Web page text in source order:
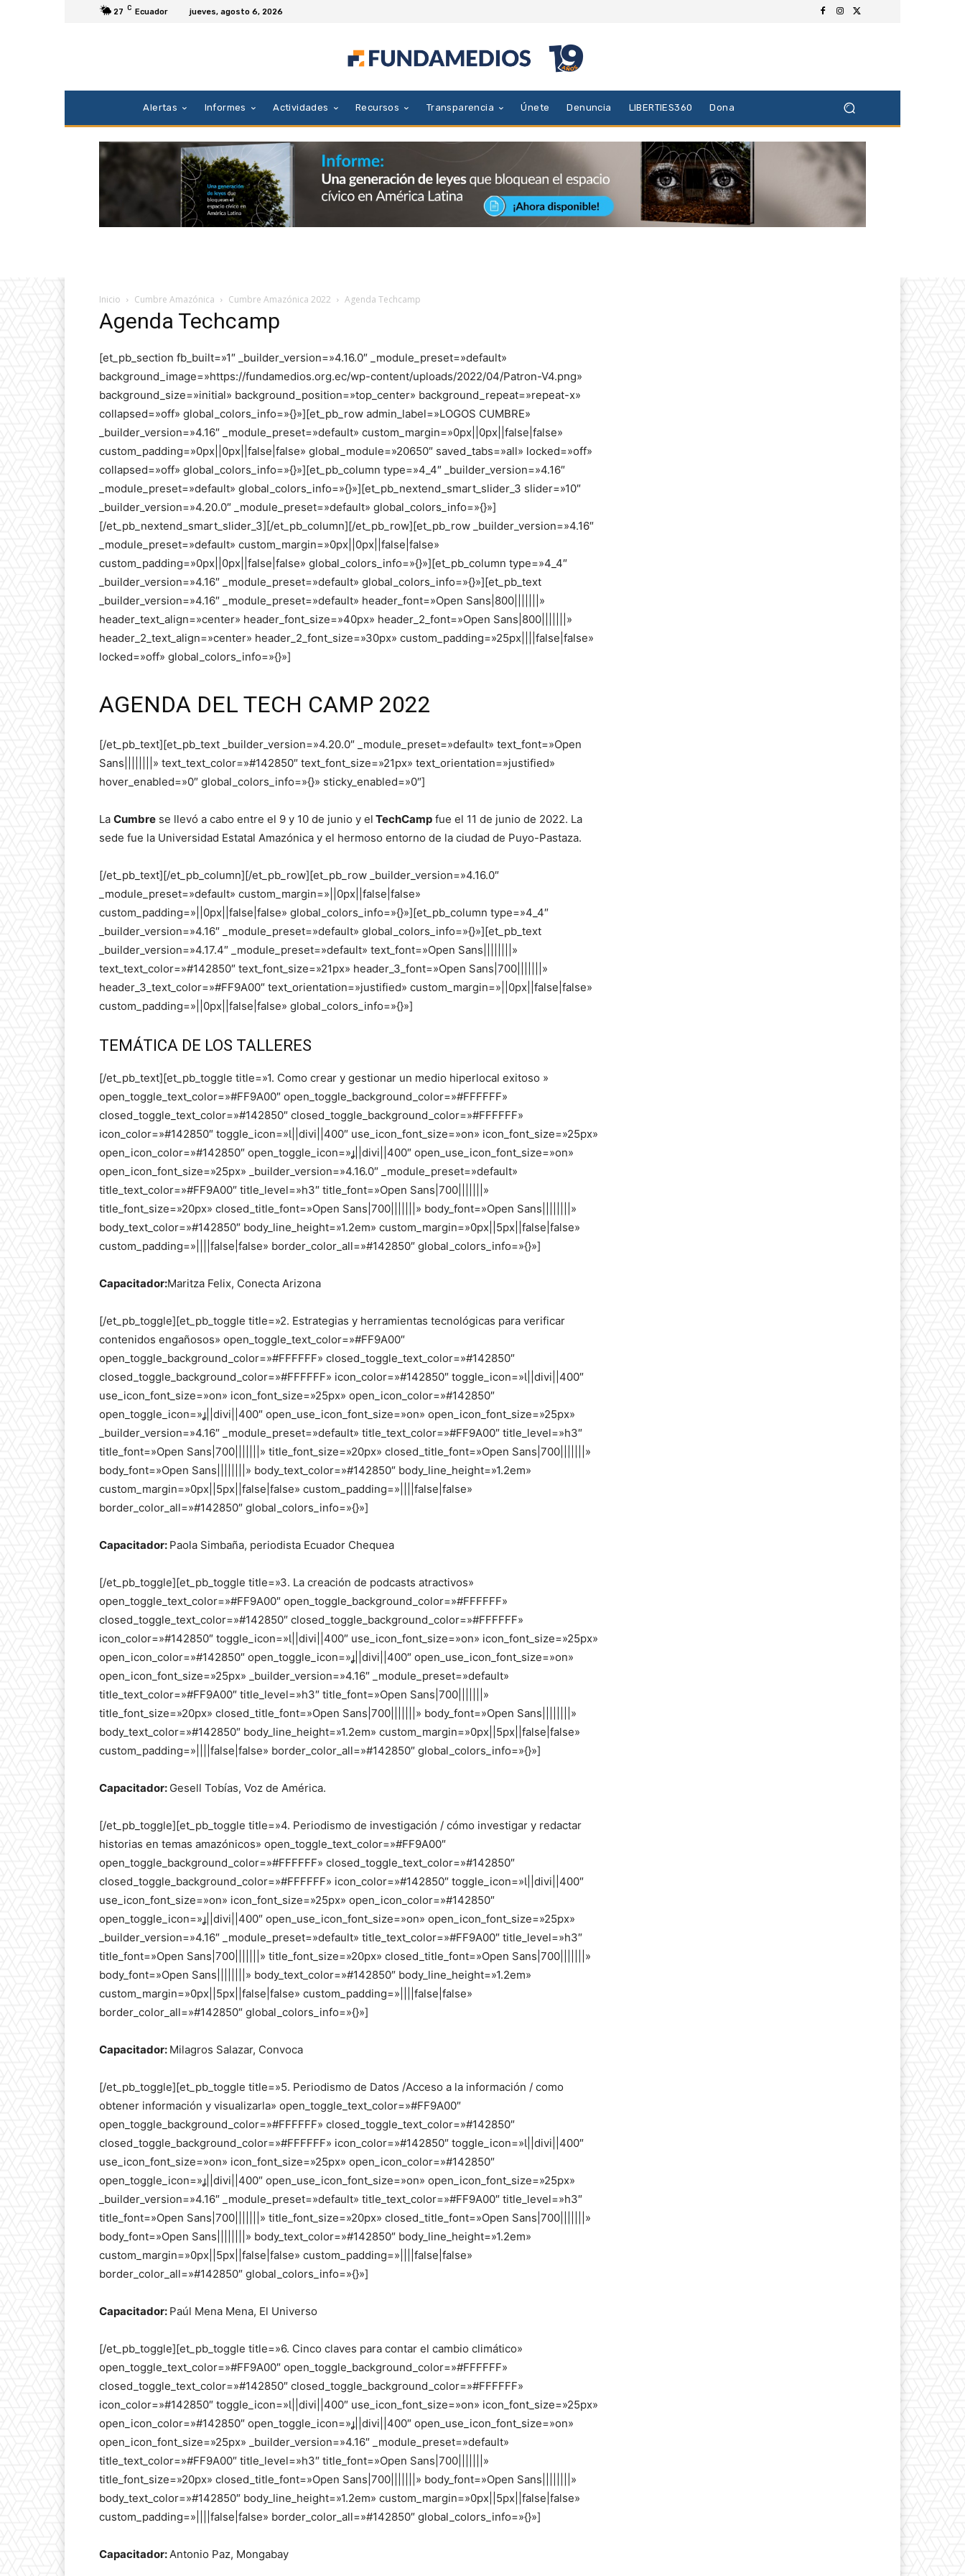
27 C Ecuador jueves, agosto 6, 2026
Alertas Informes Actividades Recursos Transparencia Únete Denuncia LIBERTIES360 Dona
Inicio Cumbre Amazónica Cumbre Amazónica 2022 Agenda Techcamp
Agenda Techcamp
[et_pb_section fb_built=»1″ _builder_version=»4.16.0″ _module_preset=»default»
background_image=»https://fundamedios.org.ec/wp-content/uploads/2022/04/Patron-V4.png»
background_size=»initial» background_position=»top_center» background_repeat=»repeat-x»
collapsed=»off» global_colors_info=»{}»][et_pb_row admin_label=»LOGOS CUMBRE»
_builder_version=»4.16″ _module_preset=»default» custom_margin=»0px||0px||false|false»
custom_padding=»0px||0px||false|false» global_module=»20650″ saved_tabs=»all» locked=»off»
collapsed=»off» global_colors_info=»{}»][et_pb_column type=»4_4″ _builder_version=»4.16″
_module_preset=»default» global_colors_info=»{}»][et_pb_nextend_smart_slider_3 slider=»10″
_builder_version=»4.20.0″ _module_preset=»default» global_colors_info=»{}»]
[/et_pb_nextend_smart_slider_3][/et_pb_column][/et_pb_row][et_pb_row _builder_version=»4.16″
_module_preset=»default» custom_margin=»0px||0px||false|false»
custom_padding=»0px||0px||false|false» global_colors_info=»{}»][et_pb_column type=»4_4″
_builder_version=»4.16″ _module_preset=»default» global_colors_info=»{}»][et_pb_text
_builder_version=»4.16″ _module_preset=»default» header_font=»Open Sans|800|||||||»
header_text_align=»center» header_font_size=»40px» header_2_font=»Open Sans|800|||||||»
header_2_text_align=»center» header_2_font_size=»30px» custom_padding=»25px||||false|false»
locked=»off» global_colors_info=»{}»]
AGENDA DEL TECH CAMP 2022
[/et_pb_text][et_pb_text _builder_version=»4.20.0″ _module_preset=»default» text_font=»Open
Sans||||||||» text_text_color=»#142850″ text_font_size=»21px» text_orientation=»justified»
hover_enabled=»0″ global_colors_info=»{}» sticky_enabled=»0″]
La Cumbre se llevó a cabo entre el 9 y 10 de junio y el TechCamp fue el 11 de junio de 2022. La
sede fue la Universidad Estatal Amazónica y el hermoso entorno de la ciudad de Puyo-Pastaza.
[/et_pb_text][/et_pb_column][/et_pb_row][et_pb_row _builder_version=»4.16.0″
_module_preset=»default» custom_margin=»||0px||false|false»
custom_padding=»||0px||false|false» global_colors_info=»{}»][et_pb_column type=»4_4″
_builder_version=»4.16″ _module_preset=»default» global_colors_info=»{}»][et_pb_text
_builder_version=»4.17.4″ _module_preset=»default» text_font=»Open Sans||||||||»
text_text_color=»#142850″ text_font_size=»21px» header_3_font=»Open Sans|700|||||||»
header_3_text_color=»#FF9A00″ text_orientation=»justified» custom_margin=»||0px||false|false»
custom_padding=»||0px||false|false» global_colors_info=»{}»]
TEMÁTICA DE LOS TALLERES
[/et_pb_text][et_pb_toggle title=»1. Como crear y gestionar un medio hiperlocal exitoso »
open_toggle_text_color=»#FF9A00″ open_toggle_background_color=»#FFFFFF»
closed_toggle_text_color=»#142850″ closed_toggle_background_color=»#FFFFFF»
icon_color=»#142850″ toggle_icon=»||divi||400″ use_icon_font_size=»on» icon_font_size=»25px»
open_icon_color=»#142850″ open_toggle_icon=»||divi||400″ open_use_icon_font_size=»on»
open_icon_font_size=»25px» _builder_version=»4.16.0″ _module_preset=»default»
title_text_color=»#FF9A00″ title_level=»h3″ title_font=»Open Sans|700|||||||»
title_font_size=»20px» closed_title_font=»Open Sans|700|||||||» body_font=»Open Sans||||||||»
body_text_color=»#142850″ body_line_height=»1.2em» custom_margin=»0px||5px||false|false»
custom_padding=»||||false|false» border_color_all=»#142850″ global_colors_info=»{}»]
Capacitador:Maritza Felix, Conecta Arizona
[/et_pb_toggle][et_pb_toggle title=»2. Estrategias y herramientas tecnológicas para verificar
contenidos engañosos» open_toggle_text_color=»#FF9A00″
open_toggle_background_color=»#FFFFFF» closed_toggle_text_color=»#142850″
closed_toggle_background_color=»#FFFFFF» icon_color=»#142850″ toggle_icon=»||divi||400″
use_icon_font_size=»on» icon_font_size=»25px» open_icon_color=»#142850″
open_toggle_icon=»||divi||400″ open_use_icon_font_size=»on» open_icon_font_size=»25px»
_builder_version=»4.16″ _module_preset=»default» title_text_color=»#FF9A00″ title_level=»h3″
title_font=»Open Sans|700|||||||» title_font_size=»20px» closed_title_font=»Open Sans|700|||||||»
body_font=»Open Sans||||||||» body_text_color=»#142850″ body_line_height=»1.2em»
custom_margin=»0px||5px||false|false» custom_padding=»||||false|false»
border_color_all=»#142850″ global_colors_info=»{}»]
Capacitador: Paola Simbaña, periodista Ecuador Chequea
[/et_pb_toggle][et_pb_toggle title=»3. La creación de podcasts atractivos»
open_toggle_text_color=»#FF9A00″ open_toggle_background_color=»#FFFFFF»
closed_toggle_text_color=»#142850″ closed_toggle_background_color=»#FFFFFF»
icon_color=»#142850″ toggle_icon=»||divi||400″ use_icon_font_size=»on» icon_font_size=»25px»
open_icon_color=»#142850″ open_toggle_icon=»||divi||400″ open_use_icon_font_size=»on»
open_icon_font_size=»25px» _builder_version=»4.16″ _module_preset=»default»
title_text_color=»#FF9A00″ title_level=»h3″ title_font=»Open Sans|700|||||||»
title_font_size=»20px» closed_title_font=»Open Sans|700|||||||» body_font=»Open Sans||||||||»
body_text_color=»#142850″ body_line_height=»1.2em» custom_margin=»0px||5px||false|false»
custom_padding=»||||false|false» border_color_all=»#142850″ global_colors_info=»{}»]
Capacitador: Gesell Tobías, Voz de América.
[/et_pb_toggle][et_pb_toggle title=»4. Periodismo de investigación / cómo investigar y redactar
historias en temas amazónicos» open_toggle_text_color=»#FF9A00″
open_toggle_background_color=»#FFFFFF» closed_toggle_text_color=»#142850″
closed_toggle_background_color=»#FFFFFF» icon_color=»#142850″ toggle_icon=»||divi||400″
use_icon_font_size=»on» icon_font_size=»25px» open_icon_color=»#142850″
open_toggle_icon=»||divi||400″ open_use_icon_font_size=»on» open_icon_font_size=»25px»
_builder_version=»4.16″ _module_preset=»default» title_text_color=»#FF9A00″ title_level=»h3″
title_font=»Open Sans|700|||||||» title_font_size=»20px» closed_title_font=»Open Sans|700|||||||»
body_font=»Open Sans||||||||» body_text_color=»#142850″ body_line_height=»1.2em»
custom_margin=»0px||5px||false|false» custom_padding=»||||false|false»
border_color_all=»#142850″ global_colors_info=»{}»]
Capacitador: Milagros Salazar, Convoca
[/et_pb_toggle][et_pb_toggle title=»5. Periodismo de Datos /Acceso a la información / como
obtener información y visualizarla» open_toggle_text_color=»#FF9A00″
open_toggle_background_color=»#FFFFFF» closed_toggle_text_color=»#142850″
closed_toggle_background_color=»#FFFFFF» icon_color=»#142850″ toggle_icon=»||divi||400″
use_icon_font_size=»on» icon_font_size=»25px» open_icon_color=»#142850″
open_toggle_icon=»||divi||400″ open_use_icon_font_size=»on» open_icon_font_size=»25px»
_builder_version=»4.16″ _module_preset=»default» title_text_color=»#FF9A00″ title_level=»h3″
title_font=»Open Sans|700|||||||» title_font_size=»20px» closed_title_font=»Open Sans|700|||||||»
body_font=»Open Sans||||||||» body_text_color=»#142850″ body_line_height=»1.2em»
custom_margin=»0px||5px||false|false» custom_padding=»||||false|false»
border_color_all=»#142850″ global_colors_info=»{}»]
Capacitador: Paúl Mena Mena, El Universo
[/et_pb_toggle][et_pb_toggle title=»6. Cinco claves para contar el cambio climático»
open_toggle_text_color=»#FF9A00″ open_toggle_background_color=»#FFFFFF»
closed_toggle_text_color=»#142850″ closed_toggle_background_color=»#FFFFFF»
icon_color=»#142850″ toggle_icon=»||divi||400″ use_icon_font_size=»on» icon_font_size=»25px»
open_icon_color=»#142850″ open_toggle_icon=»||divi||400″ open_use_icon_font_size=»on»
open_icon_font_size=»25px» _builder_version=»4.16″ _module_preset=»default»
title_text_color=»#FF9A00″ title_level=»h3″ title_font=»Open Sans|700|||||||»
title_font_size=»20px» closed_title_font=»Open Sans|700|||||||» body_font=»Open Sans||||||||»
body_text_color=»#142850″ body_line_height=»1.2em» custom_margin=»0px||5px||false|false»
custom_padding=»||||false|false» border_color_all=»#142850″ global_colors_info=»{}»]
Capacitador:Antonio Paz, Mongabay